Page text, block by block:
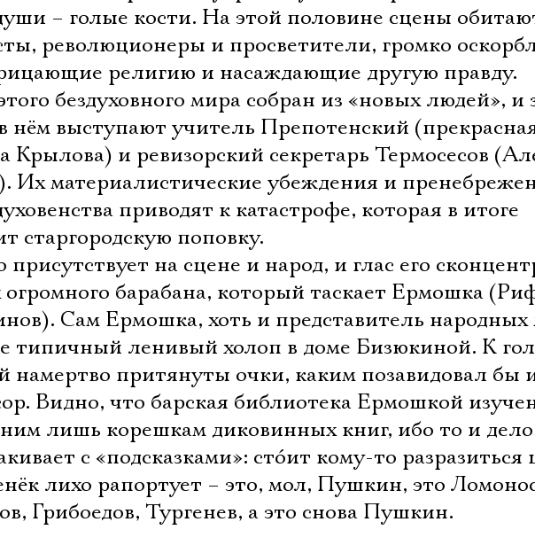
– голые кости. На этой половине сцены
революционеры и просветители, громко
религию и насаждающие другую правду.
бездуховного мира собран из «новых людей», и
нём выступают учитель Препотенский
Крылова) и ревизорский секретарь Термосесов
Их материалистические убеждения и
приводят к катастрофе, которая в итоге
старгородскую поповку.
на сцене и народ, и глас его
огромного барабана, который таскает Ермошка
Сам Ермошка, хоть и представитель народных
типичный ленивый холоп в доме Бизюкиной. К
намертво притянуты очки, каким позавидовал бы
Видно, что барская библиотека Ермошкой
лишь корешкам диковинных книг, ибо то и дело
с «подсказками»: стóит кому-то разразиться
лихо рапортует – это, мол, Пушкин, это
Грибоедов, Тургенев, а это снова Пушкин.
Ознакомиться